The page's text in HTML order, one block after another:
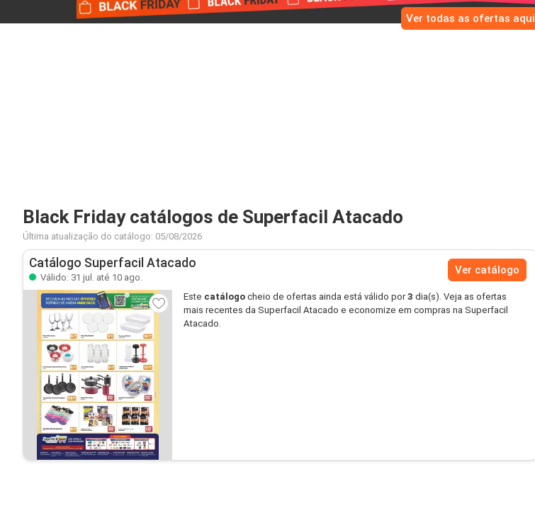
Ver todas as ofertas aqui
Black Friday catálogos de Superfacil Atacado
Última atualização do catálogo: 05/08/2026
Catálogo Superfacil Atacado
Válido: 31 jul. até 10 ago.
Ver catálogo
Este catálogo cheio de ofertas ainda está válido por3 dia(s). Veja as ofertas
mais recentes da Superfacil Atacado e economize em compras na Superfacil
Atacado.